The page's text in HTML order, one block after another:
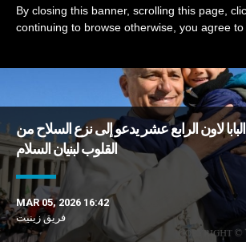
DERNIÈRES NOUVELLES
لاون الرابع عشر يدعو إلى نزع السلاح من
القلوب لبنيان السلام
MAR 05, 2026 16:42
فريق زينيت
By closing this banner, scrolling this page,
continuing to browse otherwise, you agree to